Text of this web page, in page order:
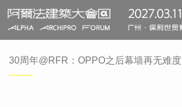
30周年@RFR：OPPO之后幕墙再无难度